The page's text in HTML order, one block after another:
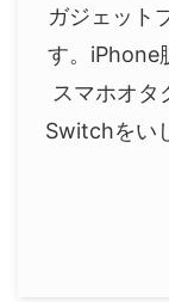
ガジェット
す。iPhone
スマホオタ
Switchをい